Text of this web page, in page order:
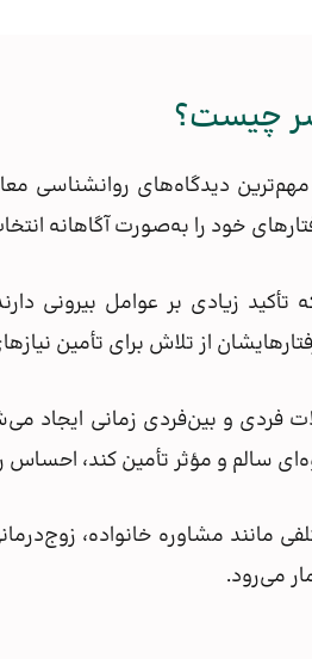
چیست؟
خود را به‌صورت آگاهانه
تأکید زیادی بر عوامل بیرونی
از تلاش برای تأمین
فردی و بین‌فردی زمانی ایجاد
سالم و مؤثر تأمین کند،
مانند مشاوره خانواده،
می‌رود.